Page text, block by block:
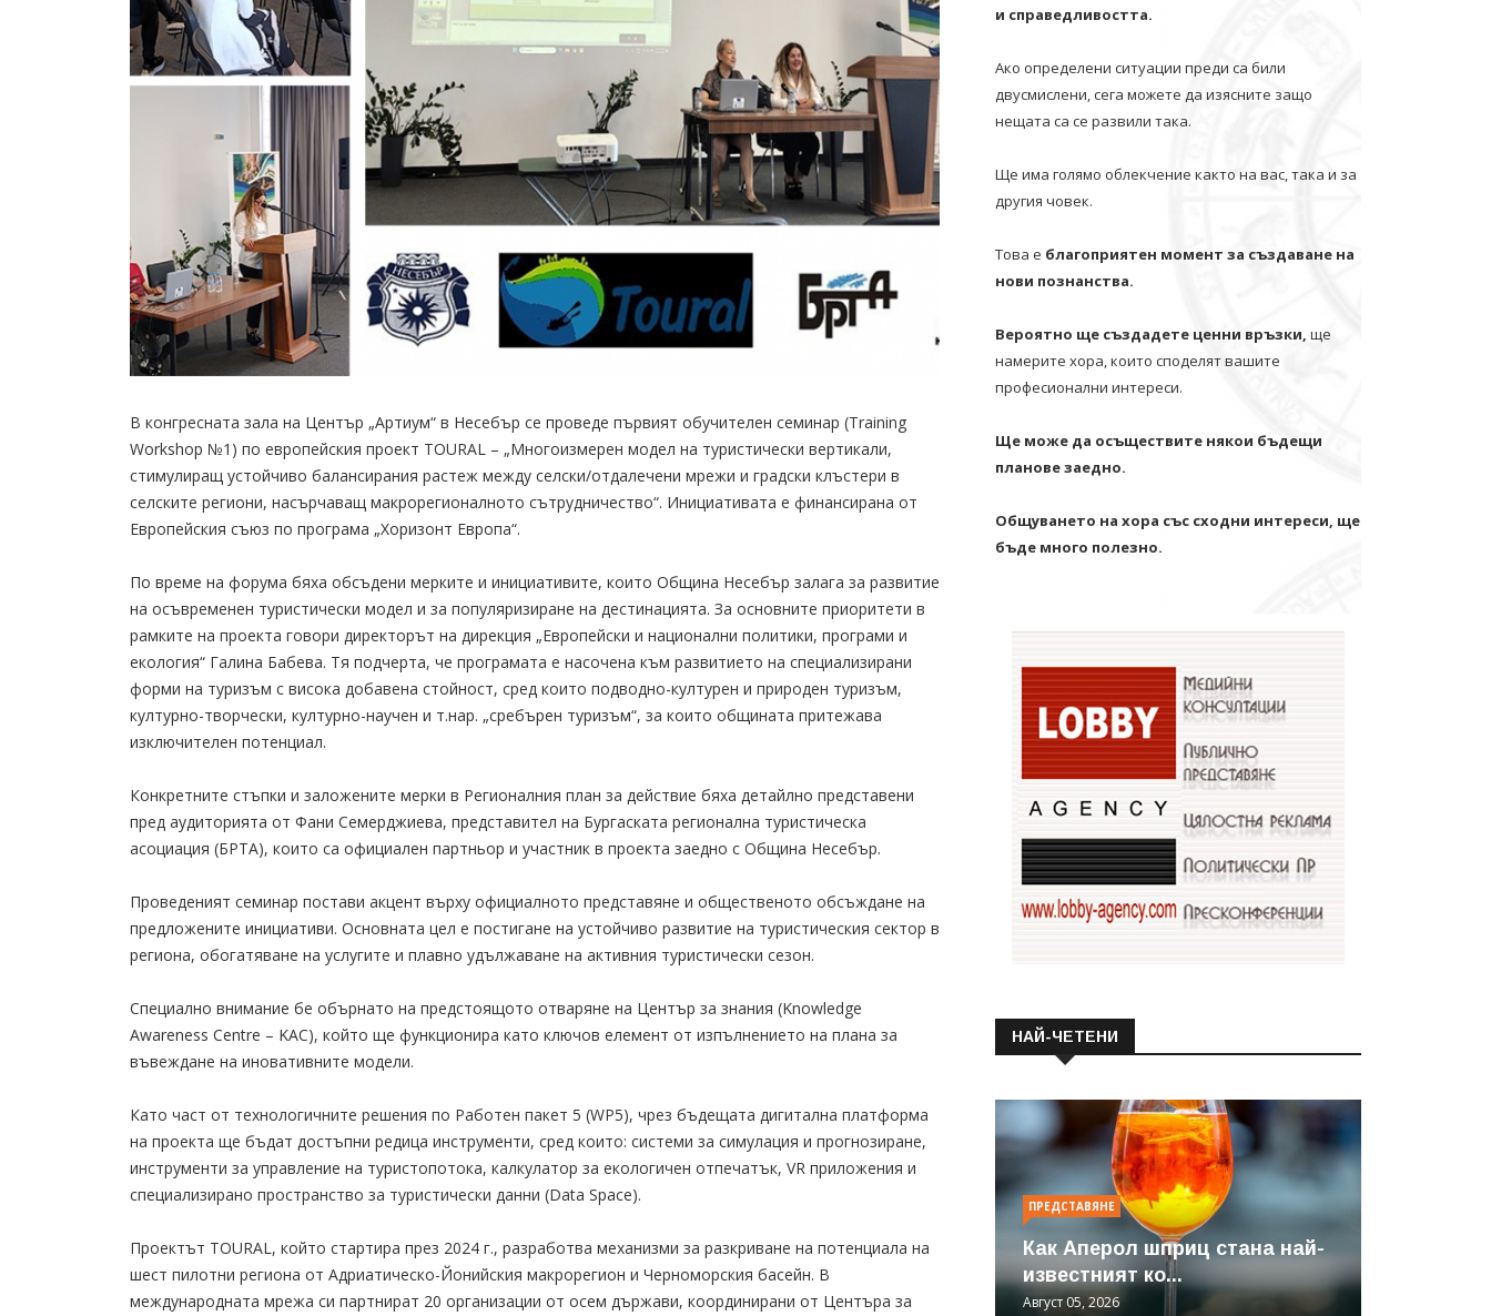
В конгресната зала на Център „Артиум“ в Несебър се проведе първият обучителен семинар (Training
Workshop №1) по европейския проект TOURAL – „Многоизмерен модел на туристически вертикали,
стимулиращ устойчиво балансирания растеж между селски/отдалечени мрежи и градски клъстери в
селските региони, насърчаващ макрорегионалното сътрудничество“. Инициативата е финансирана от
Европейския съюз по програма „Хоризонт Европа“.
По време на форума бяха обсъдени мерките и инициативите, които Община Несебър залага за развитие
на осъвременен туристически модел и за популяризиране на дестинацията. За основните приоритети в
рамките на проекта говори директорът на дирекция „Европейски и национални политики, програми и
екология“ Галина Бабева. Тя подчерта, че програмата е насочена към развитието на специализирани
форми на туризъм с висока добавена стойност, сред които подводно-културен и природен туризъм,
културно-творчески, културно-научен и т.нар. „сребърен туризъм“, за които общината притежава
изключителен потенциал.
Конкретните стъпки и заложените мерки в Регионалния план за действие бяха детайлно представени
пред аудиторията от Фани Семерджиева, представител на Бургаската регионална туристическа
асоциация (БРТА), които са официален партньор и участник в проекта заедно с Община Несебър.
Проведеният семинар постави акцент върху официалното представяне и общественото обсъждане на
предложените инициативи. Основната цел е постигане на устойчиво развитие на туристическия сектор в
региона, обогатяване на услугите и плавно удължаване на активния туристически сезон.
Специално внимание бе обърнато на предстоящото отваряне на Център за знания (Knowledge
Awareness Centre – KAC), който ще функционира като ключов елемент от изпълнението на плана за
въвеждане на иновативните модели.
Като част от технологичните решения по Работен пакет 5 (WP5), чрез бъдещата дигитална платформа
на проекта ще бъдат достъпни редица инструменти, сред които: системи за симулация и прогнозиране,
инструменти за управление на туристопотока, калкулатор за екологичен отпечатък, VR приложения и
специализирано пространство за туристически данни (Data Space).
Проектът TOURAL, който стартира през 2024 г., разработва механизми за разкриване на потенциала на
шест пилотни региона от Адриатическо-Йонийския макрорегион и Черноморския басейн. В
международната мрежа си партнират 20 организации от осем държави, координирани от Центъра за
и справедливостта.
Ако определени ситуации преди са били
двусмислени, сега можете да изясните защо
нещата са се развили така.
Ще има голямо облекчение както на вас, така и за
другия човек.
Това е благоприятен момент за създаване на
нови познанства.
Вероятно ще създадете ценни връзки, ще
намерите хора, които споделят вашите
професионални интереси.
Ще може да осъществите някои бъдещи
планове заедно.
Общуването на хора със сходни интереси, ще
бъде много полезно.
НАЙ-ЧЕТЕНИ
ПРЕДСТАВЯНЕ
Как Аперол шприц стана най-
известният ко...
Август 05, 2026